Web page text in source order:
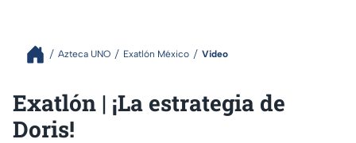
Azteca UNO Exatlón México Video
Exatlón | ¡La estrategia de
Doris!